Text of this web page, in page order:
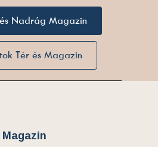
Nadrág Magazin
Tér és Magazin
Magazin